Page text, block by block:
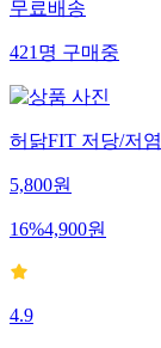
무료배송
421명구매중
허닭FIT 저당/저
5,800원
16%4,900원
4.9